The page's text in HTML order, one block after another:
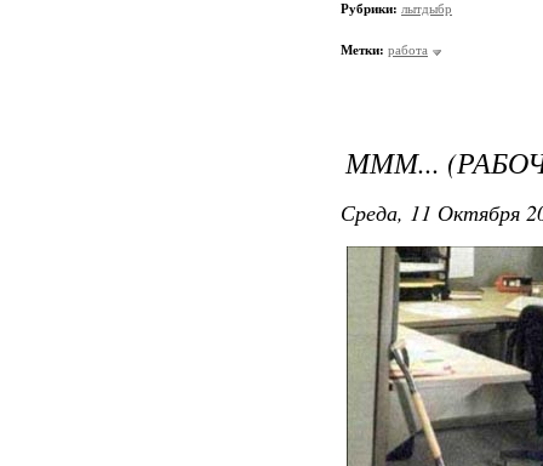
Рубрики: лытдыбр
Метки: работа
МММ...
Среда, 11 Октября